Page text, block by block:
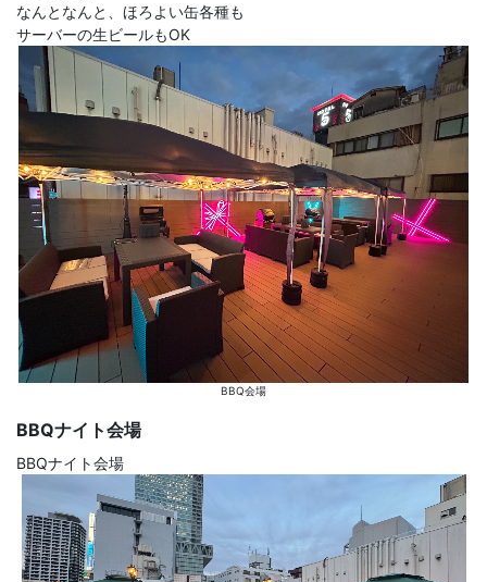
なんとなんと、ほろよい缶各種も
サーバーの生ビールもOK
BBQ会場
BBQナイト会場
BBQナイト会場